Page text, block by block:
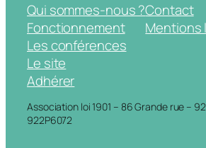
Qui sommes-nous ?
Fonctionnement
Les conférences
Le site
Adhérer
Contact
Mentions
Association loi 1901 – 86 Grande rue –
922P6072